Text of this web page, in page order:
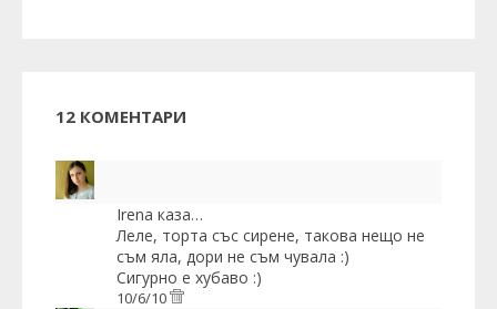
12 КОМЕНТАРИ
Irena каза…
Леле, торта със сирене, такова нещо не
съм яла, дори не съм чувала :)
Сигурно е хубаво :)
10/6/10